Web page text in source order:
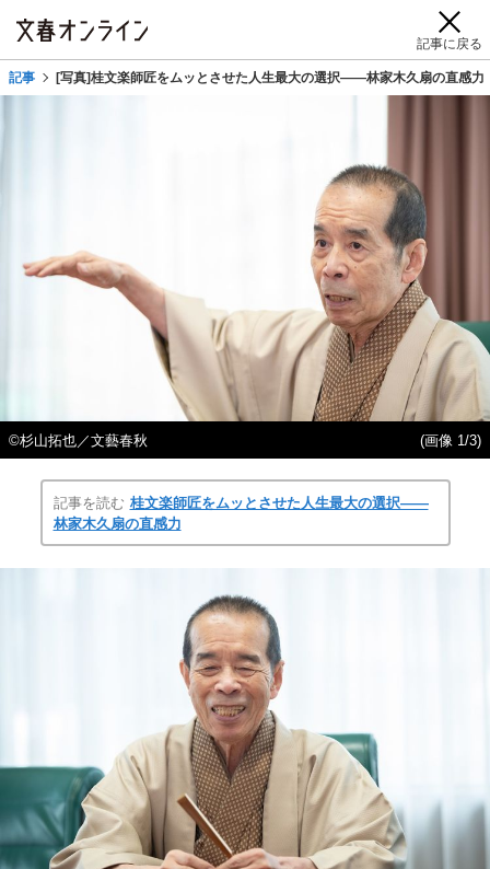
記事に戻る
記事 [写真]桂文楽師匠をムッとさせた人生最大の選択――林家木久扇の直感力
©杉山拓也／文藝春秋 (画像 1/3)
記事を読む 桂文楽師匠をムッとさせた人生最大の選択――
林家木久扇の直感力